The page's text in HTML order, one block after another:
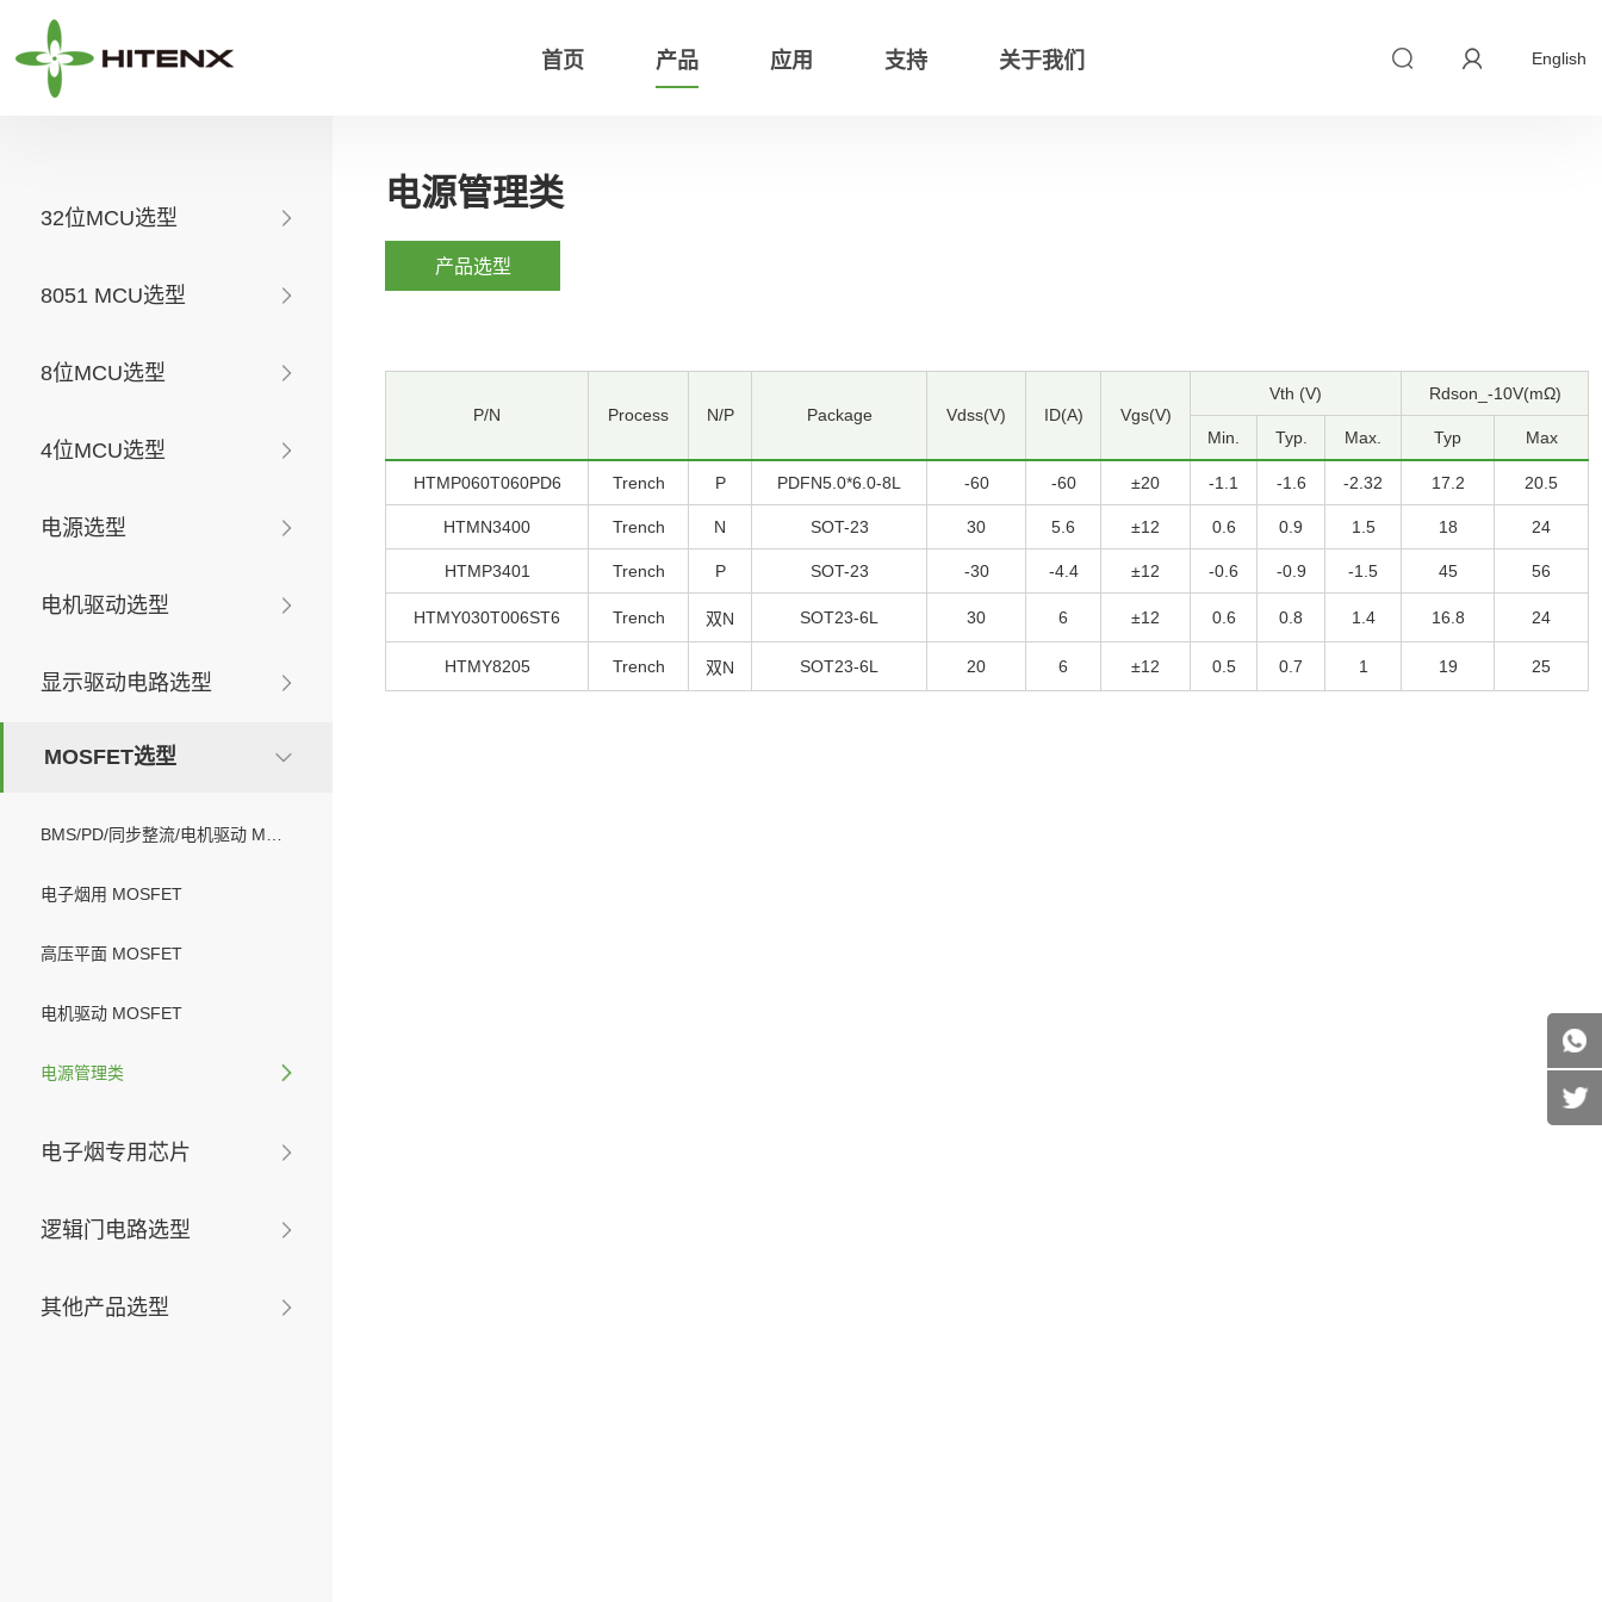
首页 产品 应用 支持 关于我们 English
32位MCU选型
8051 MCU选型
8位MCU选型
4位MCU选型
电源选型
电机驱动选型
显示驱动电路选型
MOSFET选型
电子烟用 MOSFET
高压平面 MOSFET
电机驱动 MOSFET
电源管理类
电子烟专用芯片
逻辑门电路选型
其他产品选型
电源管理类
产品选型
P/N Process N/P Package Vdss(V) ID(A) Vgs(V)
Vth (V) Rdson_-10V(mΩ)
Min. Typ. Max. Typ Max
HTMP060T060PD6 Trench P PDFN5.0*6.0-8L -60 -60 ±20 -1.1 -1.6 -2.32 17.2 20.5
HTMN3400 Trench N SOT-23 30 5.6 ±12 0.6 0.9 1.5 18 24
HTMP3401 Trench P SOT-23 -30 -4.4 ±12 -0.6 -0.9 -1.5 45 56
HTMY030T006ST6 Trench 双N SOT23-6L 30 6 ±12 0.6 0.8 1.4 16.8 24
HTMY8205 Trench 双N SOT23-6L 20 6 ±12 0.5 0.7 1 19 25